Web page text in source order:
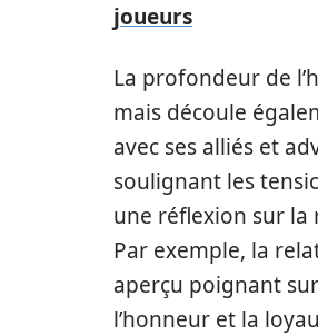
joueurs
La profondeur de
mais découle
avec ses alliés et
soulignant les
une réflexion sur la
Par exemple, la
aperçu poignant
l’honneur et la